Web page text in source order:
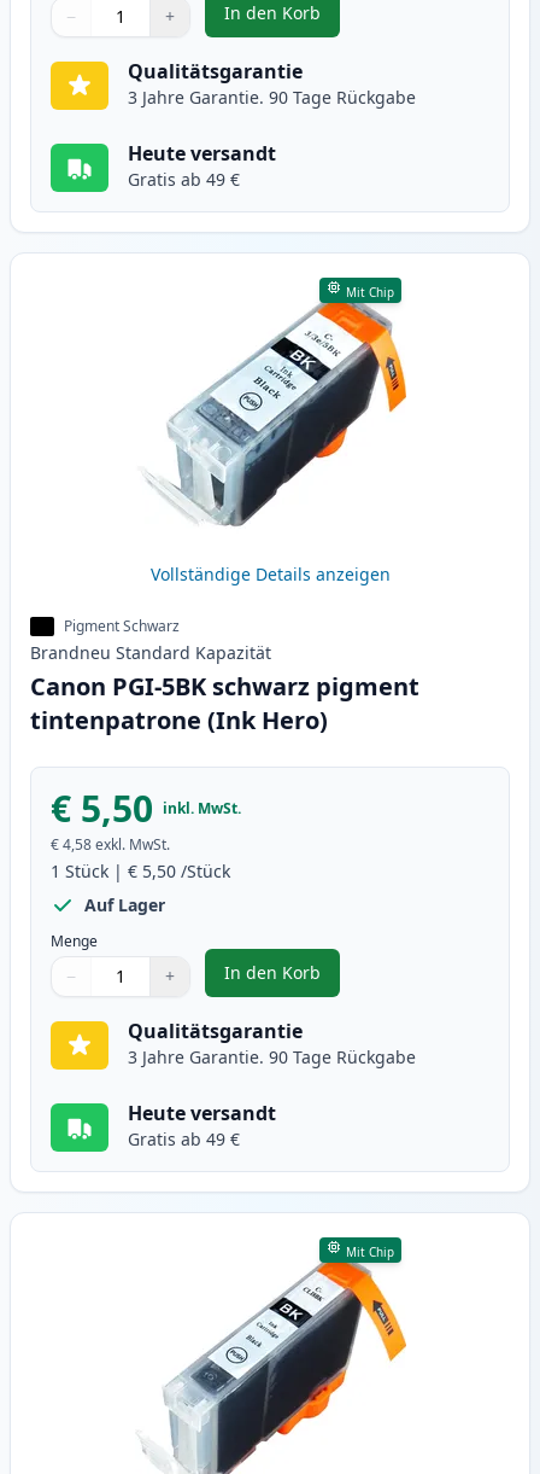
Verwenden Sie die Tasten, um anzupassen
− +
1
In den Korb
, 4 stück Canon CLI-8
Qualitätsgarantie
3 Jahre Garantie. 90 Tage Rückgabe
Heute versandt
Gratis ab 49 €
Mit Chip
Vollständige Details anzeigen
Pigment Schwarz
Brandneu Standard Kapazität
Canon PGI-5BK schwarz pigment
tintenpatrone (Ink Hero)
€ 5,50 inkl. MwSt.
€ 4,58exkl. MwSt.
1 Stück | € 5,50 /Stück
Auf Lager
Menge
Verwenden Sie die Tasten, um anzupassen
− +
1
In den Korb
, Canon PGI-5BK schwarz
Qualitätsgarantie
3 Jahre Garantie. 90 Tage Rückgabe
Heute versandt
Gratis ab 49 €
Mit Chip